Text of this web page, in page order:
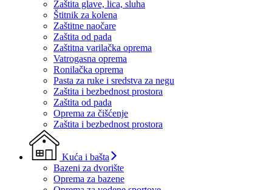
Zaštita glave, lica, sluha
Štitnik za kolena
Zaštitne naočare
Zaštita od pada
Zaštitna varilačka oprema
Vatrogasna oprema
Ronilačka oprema
Pasta za ruke i sredstva za negu
Zaštita i bezbednost prostora
Zaštita od pada
Oprema za čišćenje
Zaštita i bezbednost prostora
Kuća i bašta
Bazeni za dvorište
Oprema za bazene